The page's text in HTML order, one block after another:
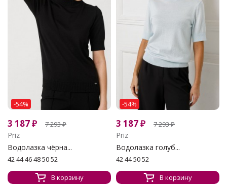
-54%
3 187₽ 7 293₽
Priz
Водолазка чёрна...
42 44 46 48 50 52
В корзину
-54%
3 187₽ 7 293₽
Priz
Водолазка голуб...
42 44 50 52
В корзину